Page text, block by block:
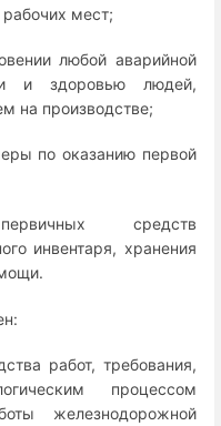
мест;
любой аварийной
и здоровью людей,
на производстве;
по оказанию первой
средств
инвентаря, хранения
работ, требования,
процессом
железнодорожной